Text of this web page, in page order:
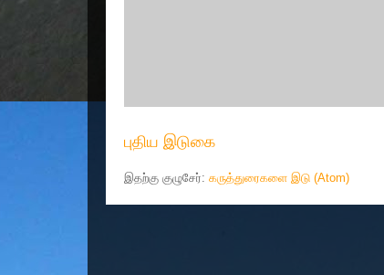
புதிய இடுகை
இதற்கு குழுசேர்: கருத்துரைகளை இடு (Atom)